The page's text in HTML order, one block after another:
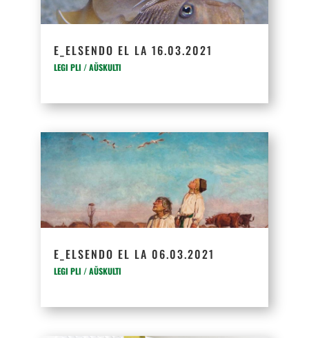
E_ELSENDO EL LA 16.03.2021
LEGI PLI / AŬSKULTI
E_ELSENDO EL LA 06.03.2021
LEGI PLI / AŬSKULTI